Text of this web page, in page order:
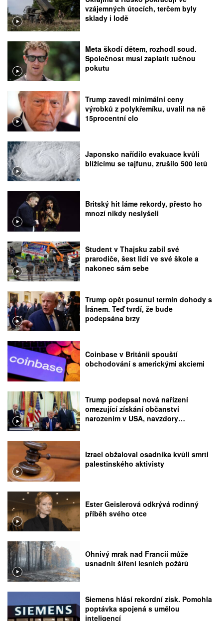
vzájemných útocích, terčem byly
sklady i lodě
Meta škodí dětem, rozhodl soud.
Společnost musí zaplatit tučnou
pokutu
Trump zavedl minimální ceny
výrobků z polykřemíku, uvalil na ně
15procentní clo
Japonsko nařídilo evakuace kvůli
blížícímu se tajfunu, zrušilo 500 letů
Britský hit láme rekordy, přesto ho
mnozí nikdy neslyšeli
Student v Thajsku zabil své
prarodiče, šest lidí ve své škole a
nakonec sám sebe
Trump opět posunul termín dohody s
Íránem. Teď tvrdí, že bude
podepsána brzy
Coinbase v Británii spouští
obchodování s americkými akciemi
Trump podepsal nová nařízení
omezující získání občanství
narozením v USA, navzdory
Izrael obžaloval osadníka kvůli smrti
palestinského aktivisty
Ester Geislerová odkrývá rodinný
příběh svého otce
Ohnivý mrak nad Francií může
usnadnit šíření lesních požárů
Siemens hlásí rekordní zisk. Pomohla
poptávka spojená s umělou
inteligencí